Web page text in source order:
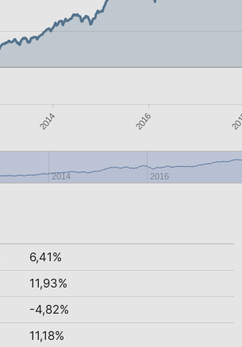
2014 2016
2014 2016
6,41%
11,93%
-4,82%
11,18%